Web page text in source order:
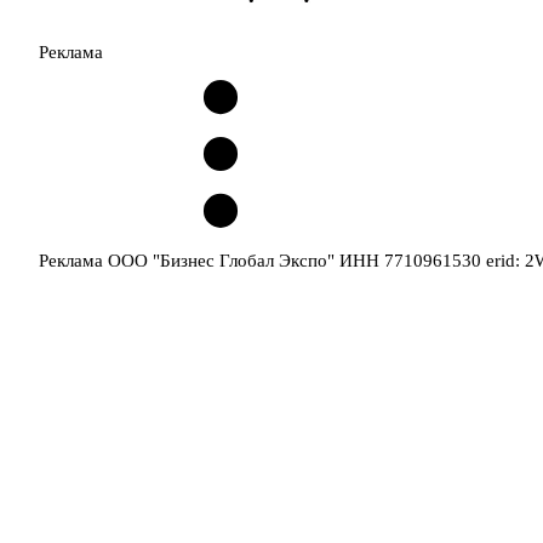
Реклама
Реклама ООО "Бизнес Глобал Экспо" ИНН 7710961530 erid: